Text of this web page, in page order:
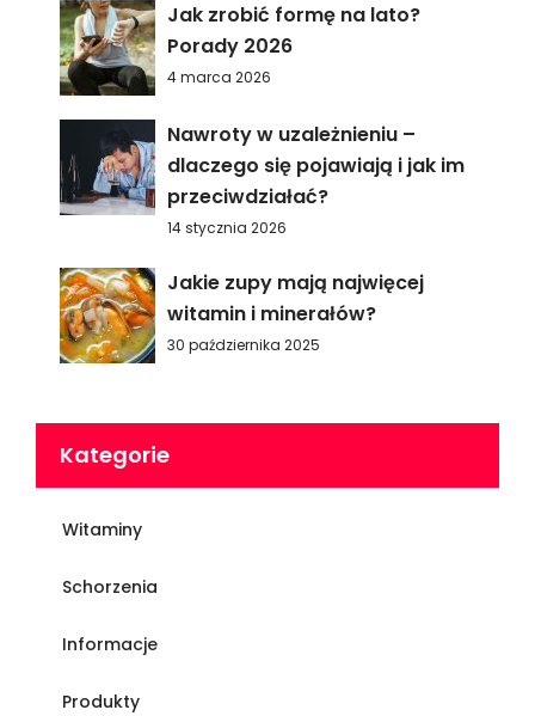
Jak zrobić formę na lato?
Porady 2026
4 marca 2026
Nawroty w uzależnieniu –
dlaczego się pojawiają i jak im
przeciwdziałać?
14 stycznia 2026
Jakie zupy mają najwięcej
witamin i minerałów?
30 października 2025
Kategorie
Witaminy
Schorzenia
Informacje
Produkty